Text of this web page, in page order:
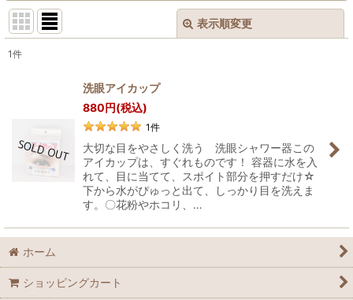
表示順変更
絞り込む
1件
洗眼アイカップ
880円(税込)
1件
大切な目をやさしく洗う 洗眼シャワー器この
アイカップは、すぐれものです！ 容器に水を入
れて、目に当てて、スポイト部分を押すだけ☆
下から水がぴゅっと出て、しっかり目を洗えま
す。〇花粉やホコリ、…
ホーム
ショッピングカート